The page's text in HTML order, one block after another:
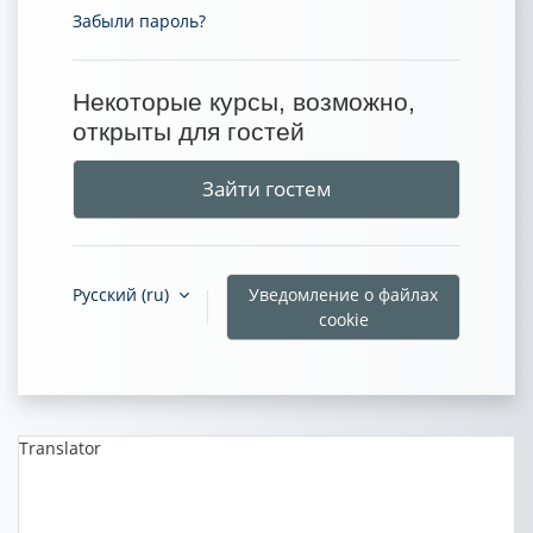
Забыли пароль?
Некоторые курсы, возможно,
открыты для гостей
Зайти гостем
Русский ‎(ru)‎
Уведомление о файлах
cookie
Translator